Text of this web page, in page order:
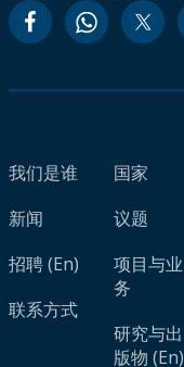
我们是谁
新闻
招聘 (En)
联系方式
国家
议题
项目与业
务
研究与出
版物 (En)